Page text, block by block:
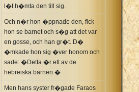
l�t h�mta den till sig.
Och n�r hon �ppnade den, fick
hon se barnet och s�g att det var
en gosse, och han gr�t. D�
�mkade hon sig �ver honom och
sade: �Detta �r ett av de
hebreiska barnen.�
Men hans syster fr�gade Faraos